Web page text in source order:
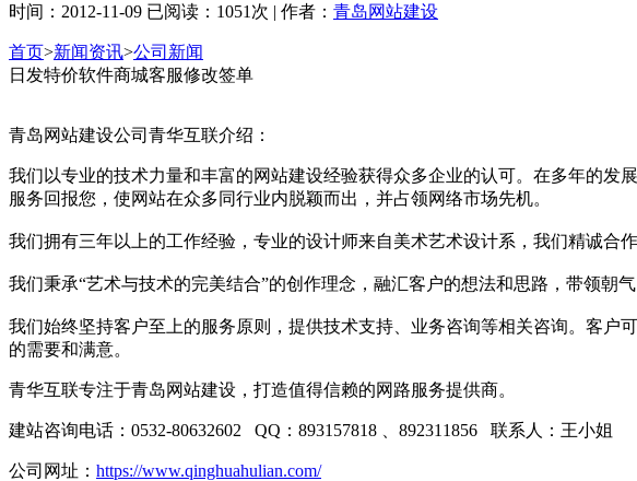
时间：2012-11-09 已阅读：1051次 | 作者： 青岛网站建设
首页>新闻资讯>公司新闻
日发特价软件商城客服修改签单
青岛网站建设公司青华互联介绍：
我们以专业的技术力量和丰富的网站建设经验获得众多企业的认可。在多年的
服务回报您，使网站在众多同行业内脱颖而出，并占领网络市场先机。
我们拥有三年以上的工作经验，专业的设计师来自美术艺术设计系，我们精诚合
我们秉承“艺术与技术的完美结合”的创作理念，融汇客户的想法和思路，带领朝
我们始终坚持客户至上的服务原则，提供技术支持、业务咨询等相关咨询。客
的需要和满意。
青华互联专注于青岛网站建设，打造值得信赖的网路服务提供商。
建站咨询电话：0532-80632602 QQ：893157818 、892311856 联系人：王小姐
公司网址： https://www.qinghuahulian.com/